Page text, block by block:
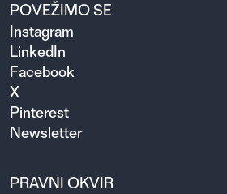
POVEŽIMO SE
Instagram
LinkedIn
Facebook
X
Pinterest
Newsletter
PRAVNI OKVIR